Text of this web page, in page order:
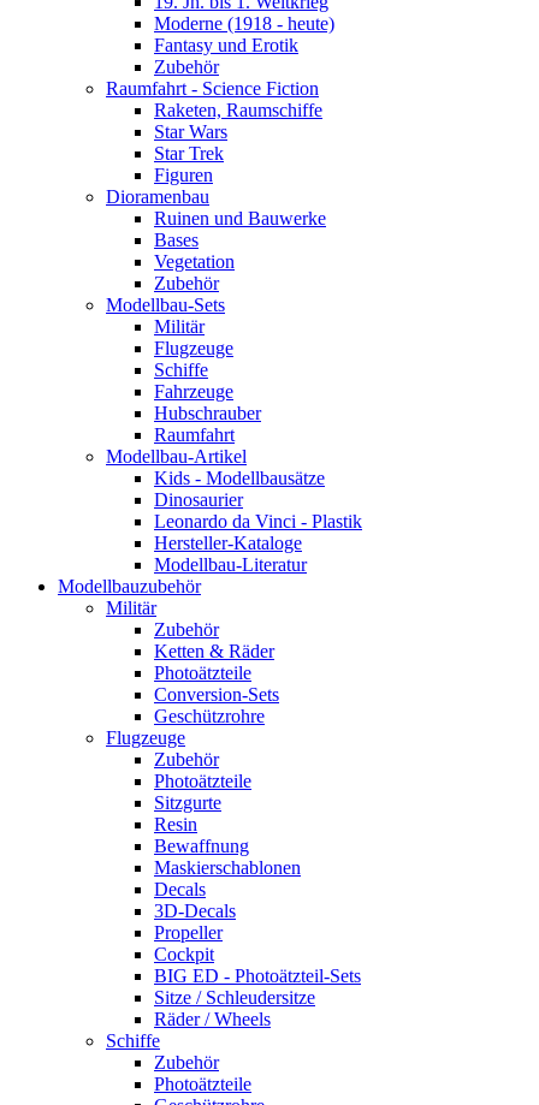
Moderne (1918 - heute)
Fantasy und Erotik
Zubehör
Raumfahrt - Science Fiction
Raketen, Raumschiffe
Star Wars
Star Trek
Figuren
Dioramenbau
Ruinen und Bauwerke
Bases
Vegetation
Zubehör
Modellbau-Sets
Militär
Flugzeuge
Schiffe
Fahrzeuge
Hubschrauber
Raumfahrt
Modellbau-Artikel
Kids - Modellbausätze
Dinosaurier
Leonardo da Vinci - Plastik
Hersteller-Kataloge
Modellbau-Literatur
Modellbauzubehör
Militär
Zubehör
Ketten & Räder
Photoätzteile
Conversion-Sets
Geschützrohre
Flugzeuge
Zubehör
Photoätzteile
Sitzgurte
Resin
Bewaffnung
Maskierschablonen
Decals
3D-Decals
Propeller
Cockpit
BIG ED - Photoätzteil-Sets
Sitze / Schleudersitze
Räder / Wheels
Schiffe
Zubehör
Photoätzteile